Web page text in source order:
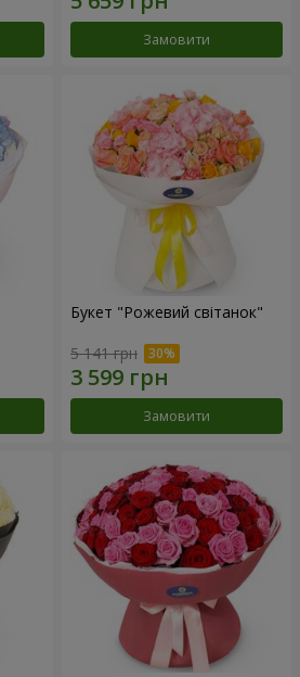
Замовити
Букет "Рожевий світанок"
5 141 грн
Замовити